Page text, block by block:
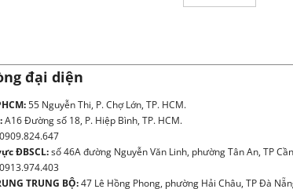
đại diện
55 Nguyễn Thi, P. Chợ Lớn, TP. HCM.
A16 Đường số 18, P. Hiệp Bình, TP. HCM.
0909.824.647
ĐBSCL:số 46A đường Nguyễn Văn Linh, phường Tân An, TP
0913.974.403
TRUNG BỘ:47 Lê Hồng Phong, phường Hải Châu, TP Đà